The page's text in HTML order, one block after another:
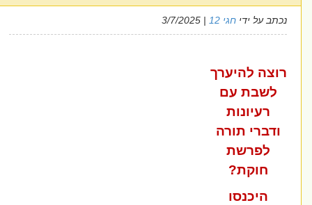
על ידיחגי 12 | 3/7/2025
להיערך
לשבת עם
רעיונות
ודברי תורה
לפרשת
חוקת?
היכנסו